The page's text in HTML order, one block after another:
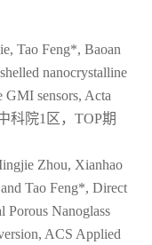
Tao Feng*, Baoan
nanocrystalline
GMI sensors, Acta
科院1区，TOP期
Zhou, Xianhao
Tao Feng*, Direct
Porous Nanoglass
ACS Applied